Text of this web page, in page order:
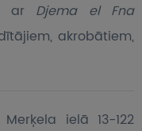
ar Djema el Fna
akrobātiem,
Merķela ielā 13-122